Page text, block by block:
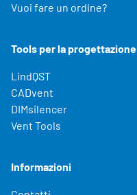
Vuoi fare un ordine?
Tools per la progettazione
LindQST
CADvent
DIMsilencer
Vent Tools
Informazioni